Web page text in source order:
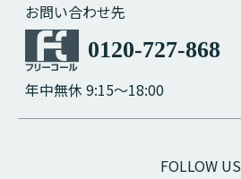
お問い合わせ先
0120-727-868
年中無休 9:15～18:00
FOLLOW US